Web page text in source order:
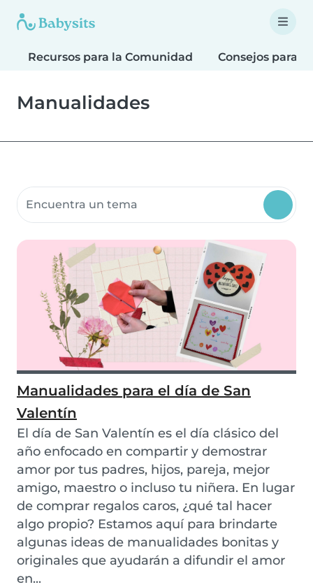
Recursos para la Comunidad Consejos para
Manualidades
Buscar recursos para la comunidad
Manualidades para el día de San
Valentín
El día de San Valentín es el día clásico del
año enfocado en compartir y demostrar
amor por tus padres, hijos, pareja, mejor
amigo, maestro o incluso tu niñera. En lugar
de comprar regalos caros, ¿qué tal hacer
algo propio? Estamos aquí para brindarte
algunas ideas de manualidades bonitas y
originales que ayudarán a difundir el amor
en...